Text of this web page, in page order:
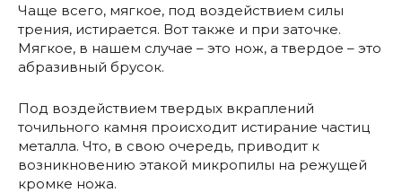
Чаще всего, мягкое, под воздействием силы
трения, истирается. Вот также и при заточке.
Мягкое, в нашем случае – это нож, а твердое – это
абразивный брусок.
Под воздействием твердых вкраплений
точильного камня происходит истирание частиц
металла. Что, в свою очередь, приводит к
возникновению этакой микропилы на режущей
кромке ножа.